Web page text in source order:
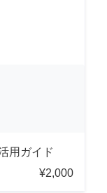
用ガイド
¥2,000